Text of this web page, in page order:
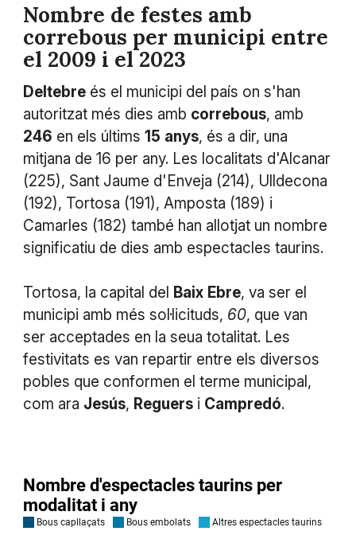
Nombre de festes amb
correbous per municipi entre
el 2009 i el 2023
Deltebreés el municipi del país on s'han
autoritzat més dies amb correbous, amb
246 en els últims 15 anys, és a dir, una
mitjana de 16 per any. Les localitats d'Alcanar
(225), Sant Jaume d'Enveja (214), Ulldecona
(192), Tortosa (191), Amposta (189) i
Camarles (182) també han allotjat un nombre
significatiu de dies amb espectacles taurins.
Tortosa, la capital del Baix Ebre, va ser el
municipi amb més sol·licituds, 60, que van
ser acceptades en la seua totalitat. Les
festivitats es van repartir entre els diversos
pobles que conformen el terme municipal,
com ara Jesús, Reguersi Campredó.